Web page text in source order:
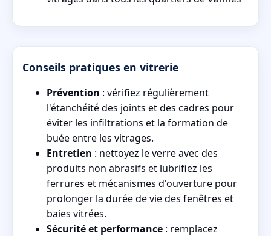
Conseils pratiques en vitrerie
Prévention : vérifiez régulièrement
l'étanchéité des joints et des cadres pour
éviter les infiltrations et la formation de
buée entre les vitrages.
Entretien : nettoyez le verre avec des
produits non abrasifs et lubrifiez les
ferrures et mécanismes d'ouverture pour
prolonger la durée de vie des fenêtres et
baies vitrées.
Sécurité et performance : remplacez